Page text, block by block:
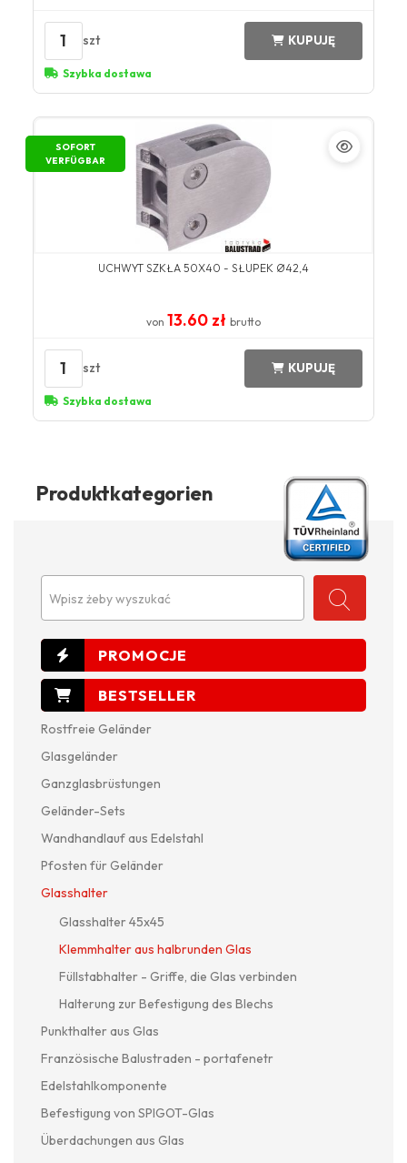
Produktkategorien
Wpisz żeby wyszukać
Rostfreie Geländer
Glasgeländer
Ganzglasbrüstungen
Geländer-Sets
Wandhandlauf aus Edelstahl
Pfosten für Geländer
Glasshalter
Glasshalter 45x45
Klemmhalter aus halbrunden Glas
Füllstabhalter - Griffe, die Glas verbinden
Halterung zur Befestigung des Blechs
Punkthalter aus Glas
Französische Balustraden - portafenetr
Edelstahlkomponente
Befestigung von SPIGOT-Glas
Überdachungen aus Glas
1 szt KUPUJĘ
Szybka dostawa
SOFORT
VERFÜGBAR
UCHWYT SZKŁA 50X40 - SŁUPEK Ø42,4
von 13.60 zł brutto
1 szt KUPUJĘ
Szybka dostawa